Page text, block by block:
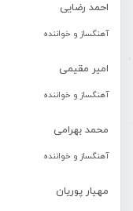
احمد رضایی
آهنگساز و خواننده
امیر مقیمی
آهنگساز و خواننده
محمد بهرامی
آهنگساز و خواننده
مهیار پوریان